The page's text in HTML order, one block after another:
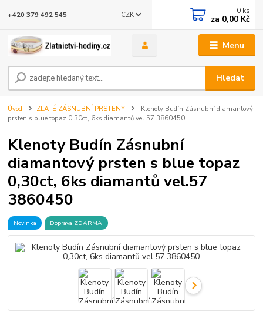
Menu
CZK
Hledat
+420 379 492 545 0 ks
za 0,00 Kč
Úvod ZLATÉ ZÁSNUBNÍ PRSTENY
Klenoty Budín Zásnubní diamantový
prsten s blue topaz 0,30ct, 6ks diamantů vel.57 3860450
Klenoty Budín Zásnubní
diamantový prsten s blue topaz
0,30ct, 6ks diamantů vel.57
3860450
Novinka Doprava ZDARMA